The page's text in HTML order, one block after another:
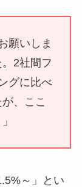
願いしま
2社間フ
グに比べ
、ここ
～」とい